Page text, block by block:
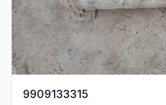
9909133315